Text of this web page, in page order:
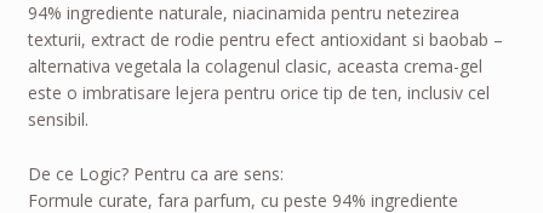
94% ingrediente naturale, niacinamida pentru netezirea
texturii, extract de rodie pentru efect antioxidant si baobab –
alternativa vegetala la colagenul clasic, aceasta crema-gel
este o imbratisare lejera pentru orice tip de ten, inclusiv cel
sensibil.
De ce Logic? Pentru ca are sens:
Formule curate, fara parfum, cu peste 94% ingrediente